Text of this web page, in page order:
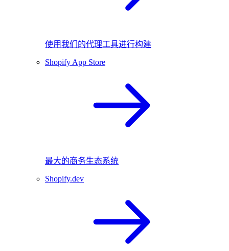
使用我们的代理工具进行构建
Shopify App Store
最大的商务生态系统
Shopify.dev